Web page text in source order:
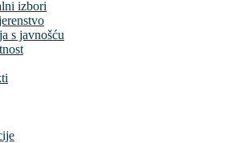
izbori
s javnošću